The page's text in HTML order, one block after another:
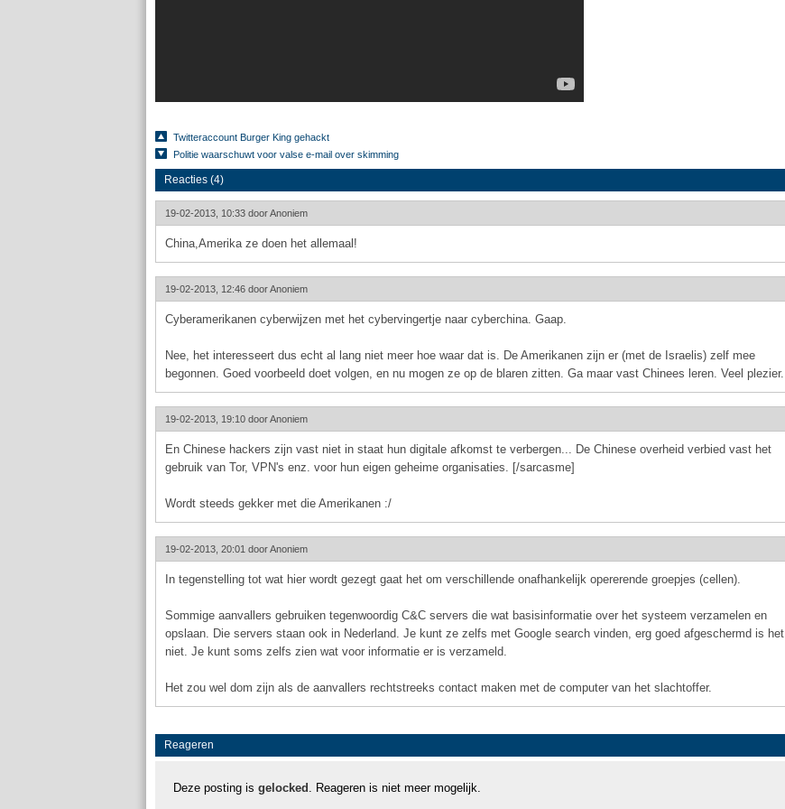
Twitteraccount Burger King gehackt
Politie waarschuwt voor valse e-mail over skimming
Reacties (4)
19-02-2013, 10:33 doorAnoniem
China,Amerika ze doen het allemaal!
19-02-2013, 12:46 doorAnoniem
Cyberamerikanen cyberwijzen met het cybervingertje naar cyberchina. Gaap.
Nee, het interesseert dus echt al lang niet meer hoe waar dat is. De Amerikanen zijn er (met de Israelis) zelf mee
begonnen. Goed voorbeeld doet volgen, en nu mogen ze op de blaren zitten. Ga maar vast Chinees leren. Veel plezier.
19-02-2013, 19:10 doorAnoniem
En Chinese hackers zijn vast niet in staat hun digitale afkomst te verbergen... De Chinese overheid verbied vast het
gebruik van Tor, VPN's enz. voor hun eigen geheime organisaties. [/sarcasme]
Wordt steeds gekker met die Amerikanen :/
19-02-2013, 20:01 doorAnoniem
In tegenstelling tot wat hier wordt gezegt gaat het om verschillende onafhankelijk opererende groepjes (cellen).
Sommige aanvallers gebruiken tegenwoordig C&C servers die wat basisinformatie over het systeem verzamelen en
opslaan. Die servers staan ook in Nederland. Je kunt ze zelfs met Google search vinden, erg goed afgeschermd is het
niet. Je kunt soms zelfs zien wat voor informatie er is verzameld.
Het zou wel dom zijn als de aanvallers rechtstreeks contact maken met de computer van het slachtoffer.
Reageren
Deze posting is gelocked . Reageren is niet meer mogelijk.